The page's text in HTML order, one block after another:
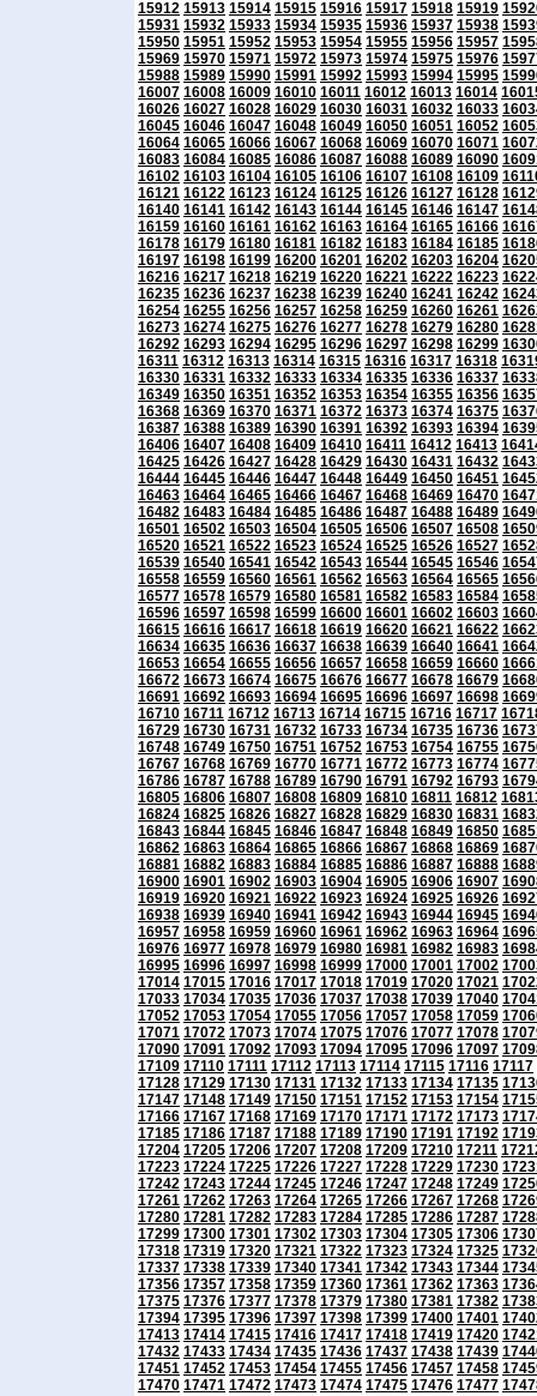
15912 15913 15914 15915 15916 15917 15918 15919
15931 15932 15933 15934 15935 15936 15937 15938
15950 15951 15952 15953 15954 15955 15956 15957
15969 15970 15971 15972 15973 15974 15975 15976
15988 15989 15990 15991 15992 15993 15994 15995
16007 16008 16009 16010 16011 16012 16013 16014
16026 16027 16028 16029 16030 16031 16032 16033
16045 16046 16047 16048 16049 16050 16051 16052
16064 16065 16066 16067 16068 16069 16070 16071
16083 16084 16085 16086 16087 16088 16089 16090
16102 16103 16104 16105 16106 16107 16108 16109
16121 16122 16123 16124 16125 16126 16127 16128
16140 16141 16142 16143 16144 16145 16146 16147
16159 16160 16161 16162 16163 16164 16165 16166
16178 16179 16180 16181 16182 16183 16184 16185
16197 16198 16199 16200 16201 16202 16203 16204
16216 16217 16218 16219 16220 16221 16222 16223
16235 16236 16237 16238 16239 16240 16241 16242
16254 16255 16256 16257 16258 16259 16260 16261
16273 16274 16275 16276 16277 16278 16279 16280
16292 16293 16294 16295 16296 16297 16298 16299
16311 16312 16313 16314 16315 16316 16317 16318
16330 16331 16332 16333 16334 16335 16336 16337
16349 16350 16351 16352 16353 16354 16355 16356
16368 16369 16370 16371 16372 16373 16374 16375
16387 16388 16389 16390 16391 16392 16393 16394
16406 16407 16408 16409 16410 16411 16412 16413
16425 16426 16427 16428 16429 16430 16431 16432
16444 16445 16446 16447 16448 16449 16450 16451
16463 16464 16465 16466 16467 16468 16469 16470
16482 16483 16484 16485 16486 16487 16488 16489
16501 16502 16503 16504 16505 16506 16507 16508
16520 16521 16522 16523 16524 16525 16526 16527
16539 16540 16541 16542 16543 16544 16545 16546
16558 16559 16560 16561 16562 16563 16564 16565
16577 16578 16579 16580 16581 16582 16583 16584
16596 16597 16598 16599 16600 16601 16602 16603
16615 16616 16617 16618 16619 16620 16621 16622
16634 16635 16636 16637 16638 16639 16640 16641
16653 16654 16655 16656 16657 16658 16659 16660
16672 16673 16674 16675 16676 16677 16678 16679
16691 16692 16693 16694 16695 16696 16697 16698
16710 16711 16712 16713 16714 16715 16716 16717
16729 16730 16731 16732 16733 16734 16735 16736
16748 16749 16750 16751 16752 16753 16754 16755
16767 16768 16769 16770 16771 16772 16773 16774
16786 16787 16788 16789 16790 16791 16792 16793
16805 16806 16807 16808 16809 16810 16811 16812
16824 16825 16826 16827 16828 16829 16830 16831
16843 16844 16845 16846 16847 16848 16849 16850
16862 16863 16864 16865 16866 16867 16868 16869
16881 16882 16883 16884 16885 16886 16887 16888
16900 16901 16902 16903 16904 16905 16906 16907
16919 16920 16921 16922 16923 16924 16925 16926
16938 16939 16940 16941 16942 16943 16944 16945
16957 16958 16959 16960 16961 16962 16963 16964
16976 16977 16978 16979 16980 16981 16982 16983
16995 16996 16997 16998 16999 17000 17001 17002
17014 17015 17016 17017 17018 17019 17020 17021
17033 17034 17035 17036 17037 17038 17039 17040
17052 17053 17054 17055 17056 17057 17058 17059
17071 17072 17073 17074 17075 17076 17077 17078
17090 17091 17092 17093 17094 17095 17096 17097
17109 17110 17111 17112 17113 17114 17115 17116 17117
17128 17129 17130 17131 17132 17133 17134 17135
17147 17148 17149 17150 17151 17152 17153 17154
17166 17167 17168 17169 17170 17171 17172 17173
17185 17186 17187 17188 17189 17190 17191 17192
17204 17205 17206 17207 17208 17209 17210 17211
17223 17224 17225 17226 17227 17228 17229 17230
17242 17243 17244 17245 17246 17247 17248 17249
17261 17262 17263 17264 17265 17266 17267 17268
17280 17281 17282 17283 17284 17285 17286 17287
17299 17300 17301 17302 17303 17304 17305 17306
17318 17319 17320 17321 17322 17323 17324 17325
17337 17338 17339 17340 17341 17342 17343 17344
17356 17357 17358 17359 17360 17361 17362 17363
17375 17376 17377 17378 17379 17380 17381 17382
17394 17395 17396 17397 17398 17399 17400 17401
17413 17414 17415 17416 17417 17418 17419 17420
17432 17433 17434 17435 17436 17437 17438 17439
17451 17452 17453 17454 17455 17456 17457 17458
17470 17471 17472 17473 17474 17475 17476 17477